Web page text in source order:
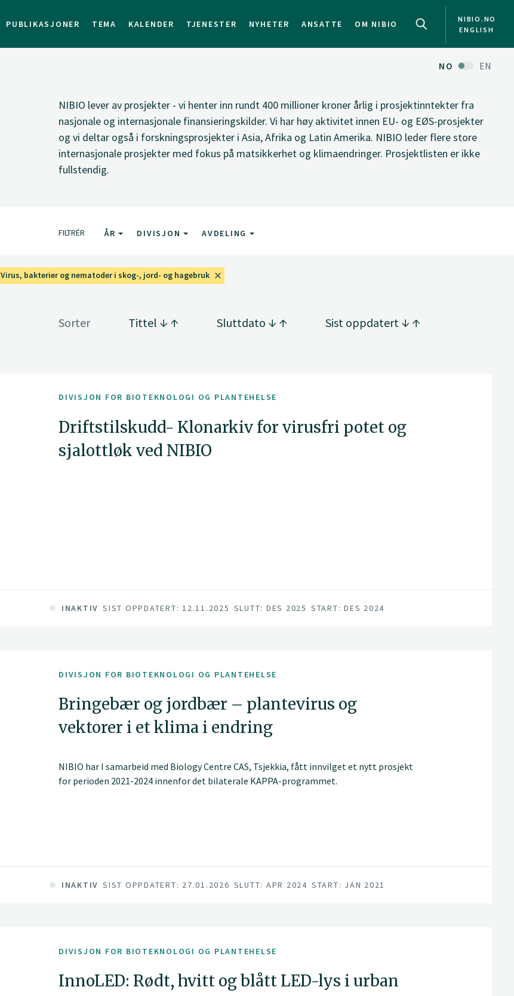
PUBLIKASJONER TEMA KALENDER TJENESTER NYHETER ANSATTE OM NIBIO
NIBIO.NO
ENGLISH
NO EN
NIBIO lever av prosjekter - vi henter inn rundt 400 millioner kroner årlig i prosjektinntekter fra
nasjonale og internasjonale finansieringskilder. Vi har høy aktivitet innen EU- og EØS-prosjekter
og vi deltar også i forskningsprosjekter i Asia, Afrika og Latin Amerika. NIBIO leder flere store
internasjonale prosjekter med fokus på matsikkerhet og klimaendringer. Prosjektlisten er ikke
fullstendig.
FILTRÉR ÅR DIVISJON AVDELING
Virus, bakterier og nematoder i skog-, jord- og hagebruk
Sorter Tittel Sluttdato Sist oppdatert
DIVISJON FOR BIOTEKNOLOGI OG PLANTEHELSE
Driftstilskudd- Klonarkiv for virusfri potet og
sjalottløk ved NIBIO
INAKTIV SIST OPPDATERT: 12.11.2025 SLUTT: DES 2025 START: DES 2024
DIVISJON FOR BIOTEKNOLOGI OG PLANTEHELSE
Bringebær og jordbær – plantevirus og
vektorer i et klima i endring
NIBIO har I samarbeid med Biology Centre CAS, Tsjekkia, fått innvilget et nytt prosjekt
for perioden 2021-2024 innenfor det bilaterale KAPPA-programmet.
INAKTIV SIST OPPDATERT: 27.01.2026 SLUTT: APR 2024 START: JAN 2021
DIVISJON FOR BIOTEKNOLOGI OG PLANTEHELSE
InnoLED: Rødt, hvitt og blått LED-lys i urban